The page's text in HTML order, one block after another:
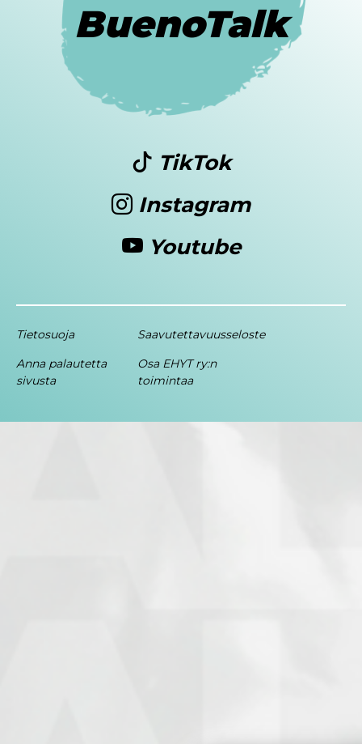
BuenoTalk
TikTok
Instagram
Youtube
Tietosuoja
Anna palautetta
sivusta
Saavutettavuusseloste
Osa EHYT ry:n
toimintaa